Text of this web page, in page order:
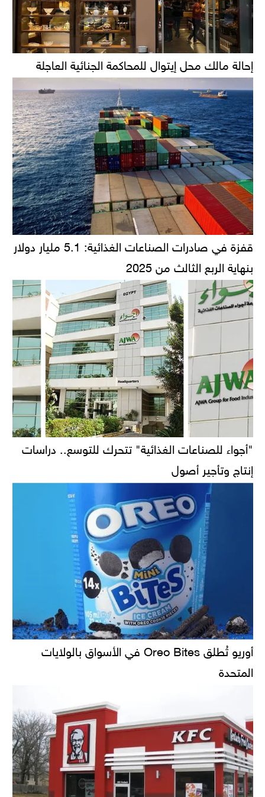
إحالة مالك محل إيتوال للمحاكمة الجنائية العاجلة
قفزة في صادرات الصناعات الغذائية: 5.1 مليار دولار
بنهاية الربع الثالث من 2025
"أجواء للصناعات الغذائية" تتحرك للتوسع.. دراسات
إنتاج وتأجير أصول
أوريو تُطلق Oreo Bites في الأسواق بالولايات
المتحدة